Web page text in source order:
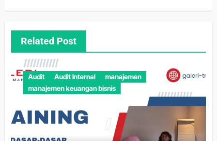
Related Post
Audit Audit Internal
manajemen
manajemen keuangan bisnis